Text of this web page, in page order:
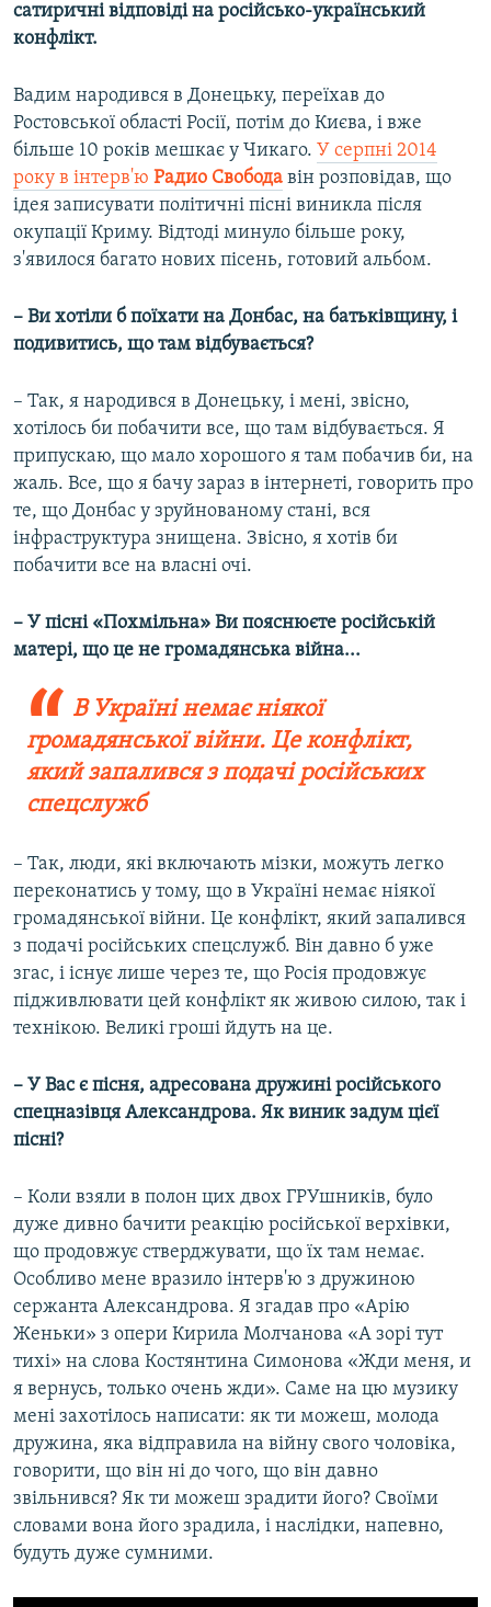
сатиричні відповіді на російсько-український
конфлікт.
Вадим народився в Донецьку, переїхав до
Ростовської області Росії, потім до Києва, і вже
більше 10 років мешкає у Чикаго. У серпні 2014
року в інтерв'ю Радио Свобода він розповідав, що
ідея записувати політичні пісні виникла після
окупації Криму. Відтоді минуло більше року,
з'явилося багато нових пісень, готовий альбом.
– Ви хотіли б поїхати на Донбас, на батьківщину, і
подивитись, що там відбувається?
– Так, я народився в Донецьку, і мені, звісно,
хотілось би побачити все, що там відбувається. Я
припускаю, що мало хорошого я там побачив би, на
жаль. Все, що я бачу зараз в інтернеті, говорить про
те, що Донбас у зруйнованому стані, вся
інфраструктура знищена. Звісно, я хотів би
побачити все на власні очі.
– У пісні «Похмільна» Ви пояснюєте російській
матері, що це не громадянська війна...
В Україні немає ніякої
громадянської війни. Це конфлікт,
який запалився з подачі російських
спецслужб
– Так, люди, які включають мізки, можуть легко
переконатись у тому, що в Україні немає ніякої
громадянської війни. Це конфлікт, який запалився
з подачі російських спецслужб. Він давно б уже
згас, і існує лише через те, що Росія продовжує
підживлювати цей конфлікт як живою силою, так і
технікою. Великі гроші йдуть на це.
– У Вас є пісня, адресована дружині російського
спецназівця Александрова. Як виник задум цієї
пісні?
– Коли взяли в полон цих двох ГРУшників, було
дуже дивно бачити реакцію російської верхівки,
що продовжує стверджувати, що їх там немає.
Особливо мене вразило інтерв'ю з дружиною
сержанта Александрова. Я згадав про «Арію
Женьки» з опери Кирила Молчанова «А зорі тут
тихі» на слова Костянтина Симонова «Жди меня, и
я вернусь, только очень жди». Саме на цю музику
мені захотілось написати: як ти можеш, молода
дружина, яка відправила на війну свого чоловіка,
говорити, що він ні до чого, що він давно
звільнився? Як ти можеш зрадити його? Своїми
словами вона його зрадила, і наслідки, напевно,
будуть дуже сумними.